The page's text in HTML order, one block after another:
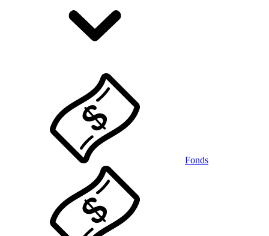
Fonds